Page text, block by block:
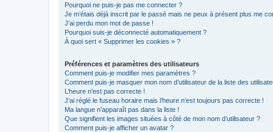
Pourquoi ne puis-je pas me connecter ?
Je m’étais déjà inscrit par le passé mais ne peux à présent plus me
J’ai perdu mon mot de passe !
Pourquoi suis-je déconnecté automatiquement ?
À quoi sert « Supprimer les cookies » ?
Préférences et paramètres des utilisateurs
Comment puis-je modifier mes paramètres ?
Comment puis-je masquer mon nom d’utilisateur de la liste des
L’heure n’est pas correcte !
J’ai réglé le fuseau horaire mais l’heure n’est toujours pas correcte !
Ma langue n’apparaît pas dans la liste !
Que signifient les images situées à côté de mon nom d’utilisateur ?
Comment puis-je afficher un avatar ?